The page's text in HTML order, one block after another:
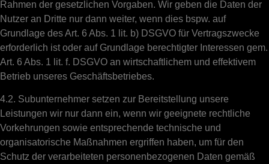
Rahmen der gesetzlichen Vorgaben. Wir geben die Daten der
Nutzer an Dritte nur dann weiter, wenn dies bspw. auf
Grundlage des Art. 6 Abs. 1 lit. b) DSGVO für Vertragszwecke
erforderlich ist oder auf Grundlage berechtigter Interessen gem.
Art. 6 Abs. 1 lit. f. DSGVO an wirtschaftlichem und effektivem
Betrieb unseres Geschäftsbetriebes.
4.2. Subunternehmer setzen zur Bereitstellung unsere
Leistungen wir nur dann ein, wenn wir geeignete rechtliche
Vorkehrungen sowie entsprechende technische und
organisatorische Maßnahmen ergriffen haben, um für den
Schutz der verarbeiteten personenbezogenen Daten gemäß